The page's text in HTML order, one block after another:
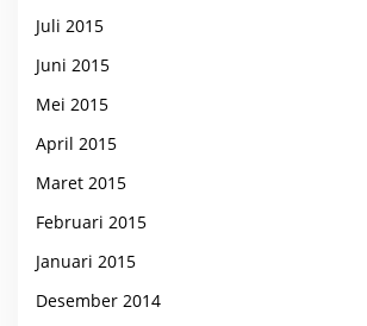
Juli 2015
Juni 2015
Mei 2015
April 2015
Maret 2015
Februari 2015
Januari 2015
Desember 2014